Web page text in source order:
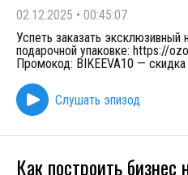
02.12.2025 • 00:45:07
Успеть заказать эксклюзивный
подарочной упаковке: https://
Промокод: BIKEEVA10 — скидка
Слушать эпизод
Как построить бизнес